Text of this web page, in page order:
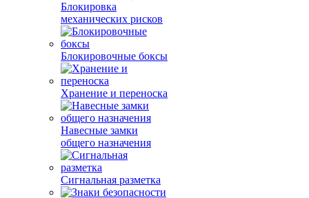
Блокировка
механических рисков
Блокировочные боксы
Хранение и переноска
Навесные замки
общего назначения
Сигнальная разметка